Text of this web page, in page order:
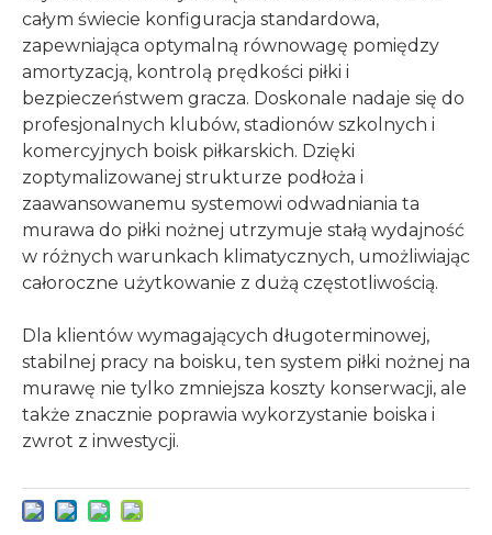
całym świecie konfiguracja standardowa,
zapewniająca optymalną równowagę pomiędzy
amortyzacją, kontrolą prędkości piłki i
bezpieczeństwem gracza. Doskonale nadaje się do
profesjonalnych klubów, stadionów szkolnych i
komercyjnych boisk piłkarskich. Dzięki
zoptymalizowanej strukturze podłoża i
zaawansowanemu systemowi odwadniania ta
murawa do piłki nożnej utrzymuje stałą wydajność
w różnych warunkach klimatycznych, umożliwiając
całoroczne użytkowanie z dużą częstotliwością.
Dla klientów wymagających długoterminowej,
stabilnej pracy na boisku, ten system piłki nożnej na
murawę nie tylko zmniejsza koszty konserwacji, ale
także znacznie poprawia wykorzystanie boiska i
zwrot z inwestycji.